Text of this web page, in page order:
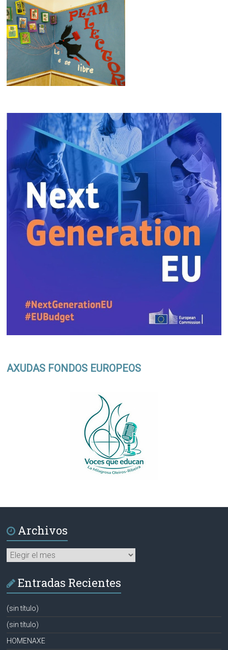
AXUDAS FONDOS EUROPEOS
Archivos
Archivos
Entradas Recientes
(sin título)
(sin título)
HOMENAXE